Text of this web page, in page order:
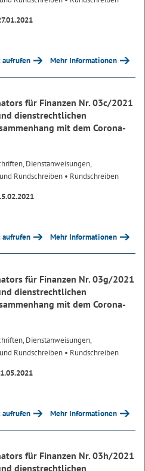
Mehr Informationen
für Finanzen Nr. 03c/2021
dienstrechtlichen
mit dem Corona-
Dienstanweisungen,
Rundschreiben • Rundschreiben
Mehr Informationen
für Finanzen Nr. 03g/2021
dienstrechtlichen
mit dem Corona-
Dienstanweisungen,
Rundschreiben • Rundschreiben
Mehr Informationen
für Finanzen Nr. 03h/2021
dienstrechtlichen